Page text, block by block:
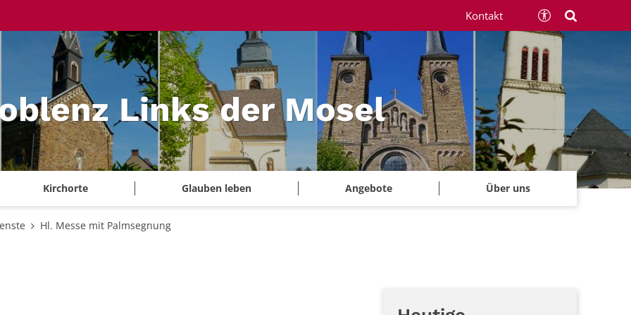
Links der Mosel
Kirchorte Glauben leben Angebote Über uns
Kontakt
Hl. Messe mit Palmsegnung